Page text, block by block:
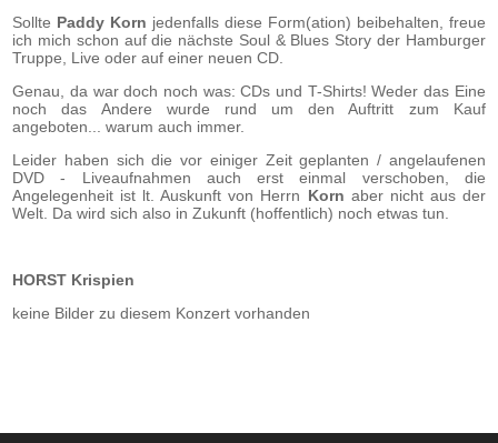
Sollte Paddy Korn jedenfalls diese Form(ation) beibehalten, freue
ich mich schon auf die nächste Soul & Blues Story der Hamburger
Truppe, Live oder auf einer neuen CD.
Genau, da war doch noch was: CDs und T-Shirts! Weder das Eine
noch das Andere wurde rund um den Auftritt zum Kauf
angeboten... warum auch immer.
Leider haben sich die vor einiger Zeit geplanten / angelaufenen
DVD - Liveaufnahmen auch erst einmal verschoben, die
Angelegenheit ist lt. Auskunft von Herrn Korn aber nicht aus der
Welt. Da wird sich also in Zukunft (hoffentlich) noch etwas tun.
HORST Krispien
keine Bilder zu diesem Konzert vorhanden